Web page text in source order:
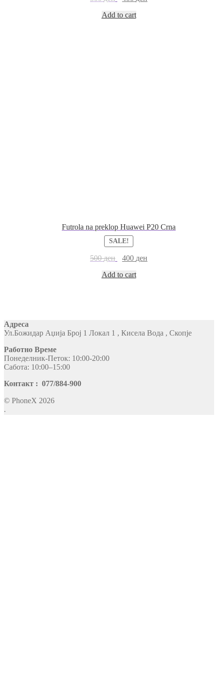
Add to cart
Futrola na preklop Huawei P20 Crna
SALE!
500ден 400 ден
Add to cart
Адреса
Ул.Божидар Аџија Број 1 Локал 1 , Кисела Вода , Скопје
Работно Време
Понеделник-Петок: 10:00-20:00
Сабота: 10:00–15:00
Контакт : 077/884-900
© PhoneX 2026
.